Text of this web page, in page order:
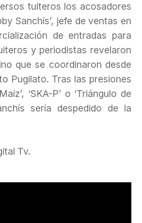
tuiteros los acosadores
Sanchís’, jefe de ventas en
de entradas para
y periodistas revelaron
que se coordinaron desde
Pugilato. Tras las presiones
‘SKA-P’ o ‘Triángulo de
sería despedido de la
Tv.